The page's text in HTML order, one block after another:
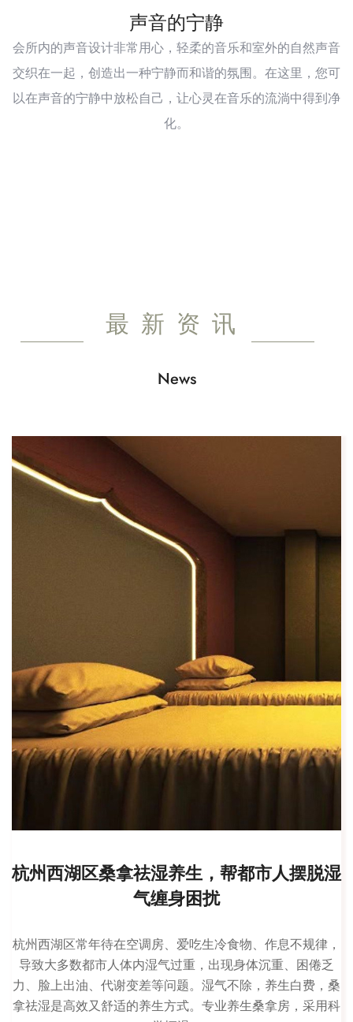
声音的宁静
会所内的声音设计非常用心，轻柔的音乐和室外的自然声音
交织在一起，创造出一种宁静而和谐的氛围。在这里，您可
以在声音的宁静中放松自己，让心灵在音乐的流淌中得到净
化。
最新资讯
News
杭州西湖区桑拿祛湿养生，帮都市人摆脱湿
气缠身困扰
杭州西湖区常年待在空调房、爱吃生冷食物、作息不规律，
导致大多数都市人体内湿气过重，出现身体沉重、困倦乏
力、脸上出油、代谢变差等问题。湿气不除，养生白费，桑
拿祛湿是高效又舒适的养生方式。专业养生桑拿房，采用科